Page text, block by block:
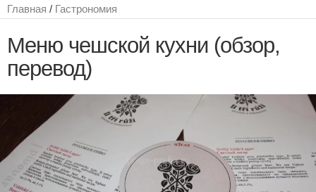
Главная / Гастрономия
Меню чешской кухни (обзор,
перевод)